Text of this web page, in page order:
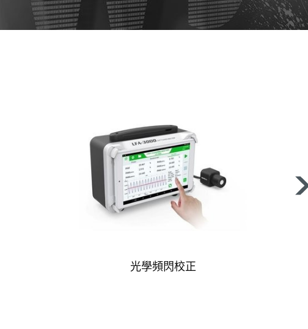
光學頻閃校正